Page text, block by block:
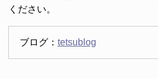
ください。
ブログ： tetsublog